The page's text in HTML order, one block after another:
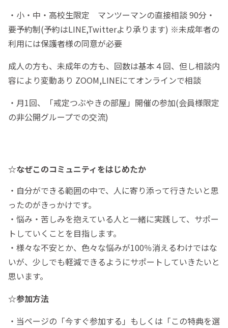
・小・中・高校生限定 マンツーマンの直接相談 90分・
要予約制(予約はLINE,Twitterより承ります) ※未成年者の
利用には保護者様の同意が必要
成人の方も、未成年の方も、回数は基本４回、但し相談内
容により変動あり ZOOM,LINEにてオンラインで相談
・月1回、「戒定つぶやきの部屋」開催の参加(会員様限定
の非公開グループでの交流)
☆なぜこのコミュニティをはじめたか
・自分ができる範囲の中で、人に寄り添って行きたいと思
ったのがきっかけです。
・悩み・苦しみを抱えている人と一緒に実践して、サポー
トしていくことを目指します。
・様々な不安とか、色々な悩みが100％消えるわけではな
いが、少しでも軽減できるようにサポートしていきたいと
思います。
☆参加方法
・当ページの「今すぐ参加する」もしくは「この特典を選